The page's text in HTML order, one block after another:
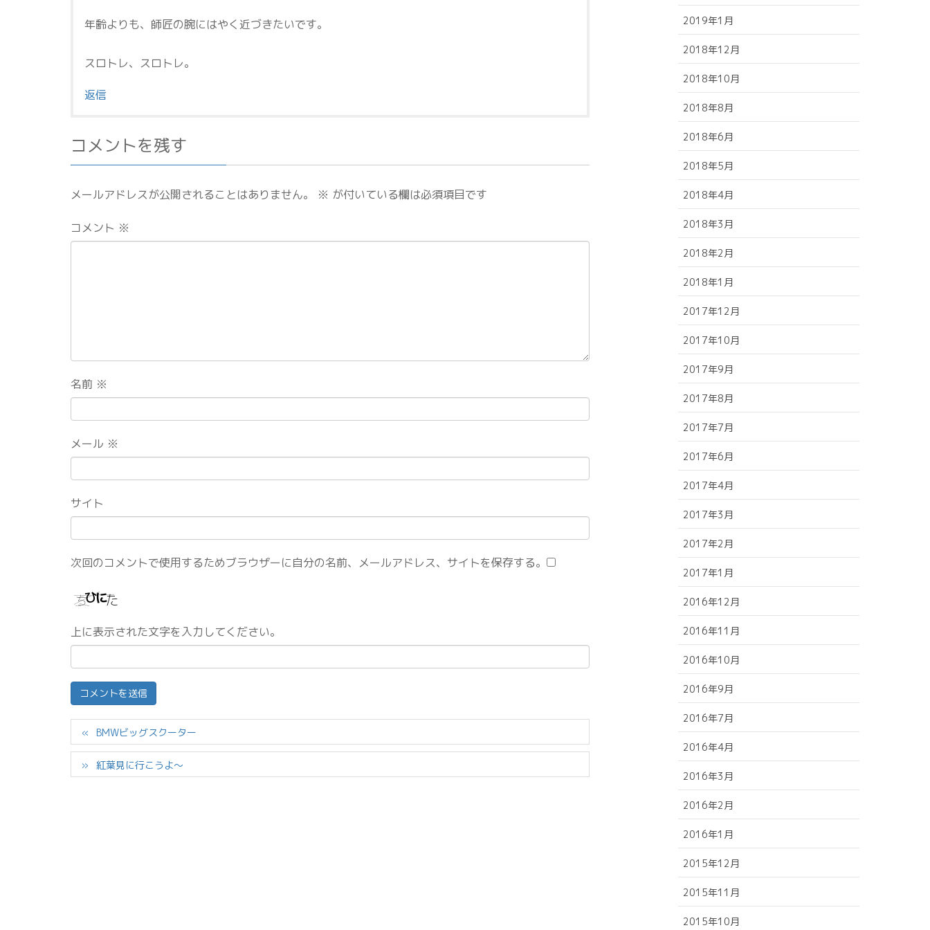
年齢よりも、師匠の腕にはやく近づきたいです。
スロトレ、スロトレ。
返信
コメントを残す
メールアドレスが公開されることはありません。 ※ が付いている欄は必須項目です
コメント ※
名前 ※
メール ※
サイト
次回のコメントで使用するためブラウザーに自分の名前、メールアドレス、サイトを保存する。
上に表示された文字を入力してください。
BMWビッグスクーター
紅葉見に行こうよ～
2019年1月
2018年12月
2018年10月
2018年8月
2018年6月
2018年5月
2018年4月
2018年3月
2018年2月
2018年1月
2017年12月
2017年10月
2017年9月
2017年8月
2017年7月
2017年6月
2017年4月
2017年3月
2017年2月
2017年1月
2016年12月
2016年11月
2016年10月
2016年9月
2016年7月
2016年4月
2016年3月
2016年2月
2016年1月
2015年12月
2015年11月
2015年10月